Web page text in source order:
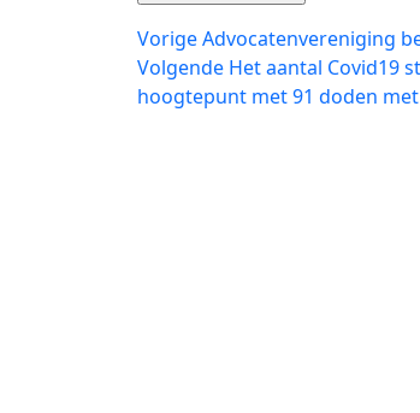
Bericht
navigatie
VorigeVorig
bericht:
Advocatenvereniging
Volgende Volgend
bericht:
Het aantal Covid19
hoogtepunt met 91 doden